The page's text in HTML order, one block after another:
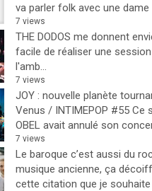
va parler folk avec une dame
7 views
THE DODOS me donnent
facile de réaliser une
l'amb...
7 views
JOY : nouvelle planète
Venus / INTIMEPOP #55 Ce
OBEL avait annulé son
7 views
Le baroque c’est aussi du
musique ancienne, ça
cette citation que je